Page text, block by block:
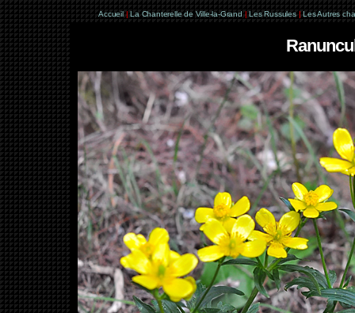
Accueil | La Chanterelle de Ville-la-Grand | Les Russules | Les Autres